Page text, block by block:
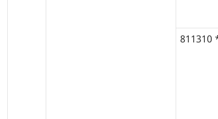
811310